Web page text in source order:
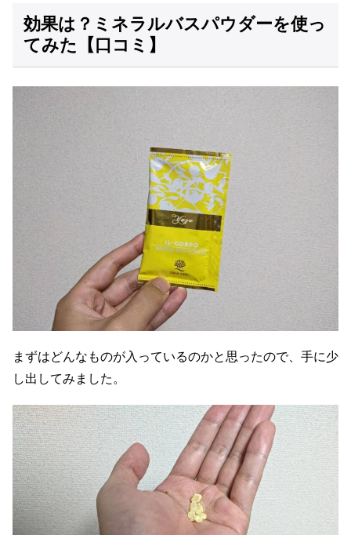
効果は？ミネラルバスパウダーを使っ
てみた【口コミ】
まずはどんなものが入っているのかと思ったので、手に少
し出してみました。